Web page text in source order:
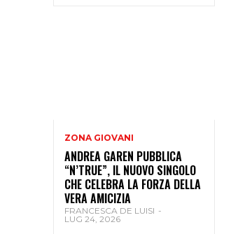
ZONA GIOVANI
ANDREA GAREN PUBBLICA
“N’TRUE”, IL NUOVO SINGOLO
CHE CELEBRA LA FORZA DELLA
VERA AMICIZIA
FRANCESCA DE LUISI -
LUG 24, 2026